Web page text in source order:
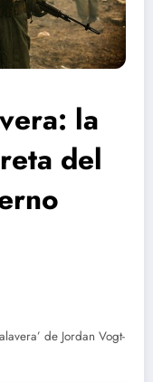
la
del
de Jordan Vogt-